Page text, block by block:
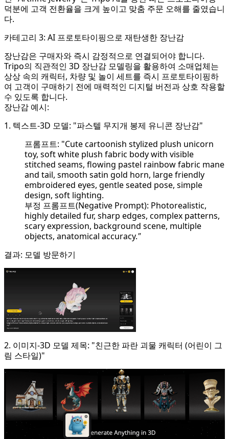
덕분에 고객 전환율을 크게 높이고 맞춤 주문 오해를 줄였습니
다.
카테고리 3: AI 프로토타이핑으로 재탄생한 장난감
장난감은 구매자와 즉시 감정적으로 연결되어야 합니다.
Tripo의 직관적인 3D 장난감 모델링을 활용하여 소매업체는
상상 속의 캐릭터, 차량 및 놀이 세트를 즉시 프로토타이핑하
여 고객이 구매하기 전에 매력적인 디지털 버전과 상호 작용할
수 있도록 합니다.
장난감 예시:
1. 텍스트-3D 모델: "파스텔 무지개 봉제 유니콘 장난감"
프롬프트: "Cute cartoonish stylized plush unicorn
toy, soft white plush fabric body with visible
stitched seams, flowing pastel rainbow fabric mane
and tail, smooth satin gold horn, large friendly
embroidered eyes, gentle seated pose, simple
design, soft lighting.
부정 프롬프트(Negative Prompt): Photorealistic,
highly detailed fur, sharp edges, complex patterns,
scary expression, background scene, multiple
objects, anatomical accuracy."
결과: 모델 방문하기
2. 이미지-3D 모델 제목: "친근한 파란 괴물 캐릭터 (어린이 그
림 스타일)"